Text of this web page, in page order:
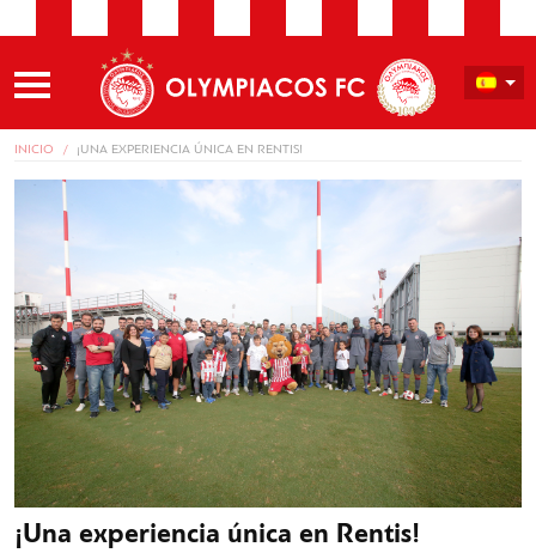
INICIO ¡UNA EXPERIENCIA ÚNICA EN RENTIS!
¡Una experiencia única en Rentis!